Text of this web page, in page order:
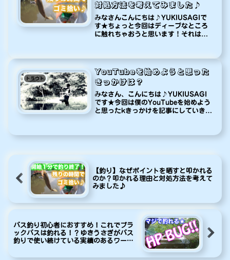
対処方法を考えてみました♪
みなさんこんにちは♪YUKIUSAGIで
す★ちょっと今回はディープなところ
に触れちゃおうと思います！それは釣
報告をお見かけしますが、その場所を
特定出来てしまうようなものが...
トラウト
YouTubeを始めようと思った
きっかけは？
みなさん、こんにちは♪YUKIUSAGI
です★今回は僕のYouTubeを始めよう
と思ったkきっかけを記事にしていきま
い！！こちらが僕のYouTubeチャンネ
【釣り】なぜポイントを晒すと叩かれる
のか？叩かれる理由と対処方法を考えて
みました♪
バス釣り初心者におすすめ！これでブラ
ックバスは釣れる！？ゆきうさぎがバス
釣りで使い続けている実績のあるワーム